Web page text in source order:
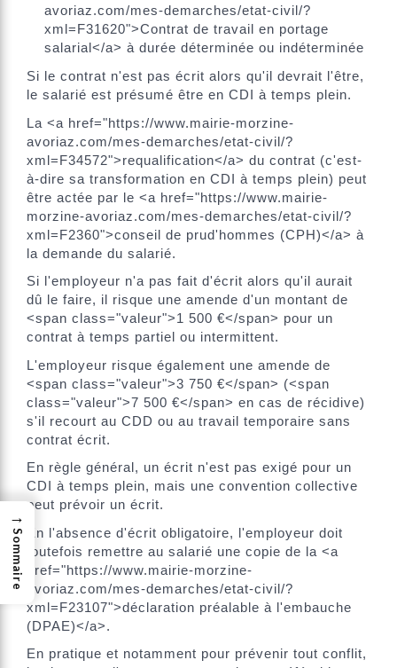
avoriaz.com/mes-demarches/etat-civil/?
xml=F31620">Contrat de travail en portage
salarial</a> à durée déterminée ou indéterminée
Si le contrat n'est pas écrit alors qu'il devrait l'être,
le salarié est présumé être en CDI à temps plein.
La <a href="https://www.mairie-morzine-
avoriaz.com/mes-demarches/etat-civil/?
xml=F34572">requalification</a> du contrat (c'est-
à-dire sa transformation en CDI à temps plein) peut
être actée par le <a href="https://www.mairie-
morzine-avoriaz.com/mes-demarches/etat-civil/?
xml=F2360">conseil de prud'hommes (CPH)</a> à
la demande du salarié.
Si l'employeur n'a pas fait d'écrit alors qu'il aurait
dû le faire, il risque une amende d'un montant de
<span class="valeur">1 500 €</span> pour un
contrat à temps partiel ou intermittent.
L'employeur risque également une amende de
<span class="valeur">3 750 €</span> (<span
class="valeur">7 500 €</span> en cas de récidive)
s'il recourt au CDD ou au travail temporaire sans
contrat écrit.
En règle général, un écrit n'est pas exigé pour un
CDI à temps plein, mais une convention collective
peut prévoir un écrit.
En l'absence d'écrit obligatoire, l'employeur doit
toutefois remettre au salarié une copie de la <a
href="https://www.mairie-morzine-
avoriaz.com/mes-demarches/etat-civil/?
xml=F23107">déclaration préalable à l'embauche
(DPAE)</a>.
En pratique et notamment pour prévenir tout conflit,
→
Sommaire